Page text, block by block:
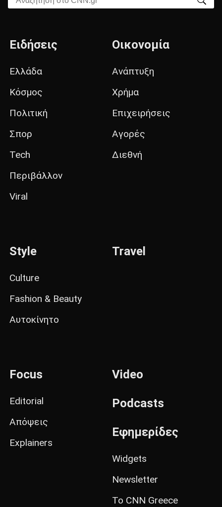
Ειδήσεις
Ελλάδα
Κόσμος
Πολιτική
Σπορ
Tech
Περιβάλλον
Viral
Οικονομία
Ανάπτυξη
Χρήμα
Επιχειρήσεις
Αγορές
Διεθνή
Style
Culture
Fashion & Beauty
Αυτοκίνητο
Travel
Focus
Editorial
Απόψεις
Explainers
Video
Podcasts
Εφημερίδες
Widgets
Newsletter
Το CNN Greece